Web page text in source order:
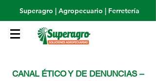
Superagro | Agropecuario | Ferretería
CANAL ÉTICO Y DE DENUNCIAS –